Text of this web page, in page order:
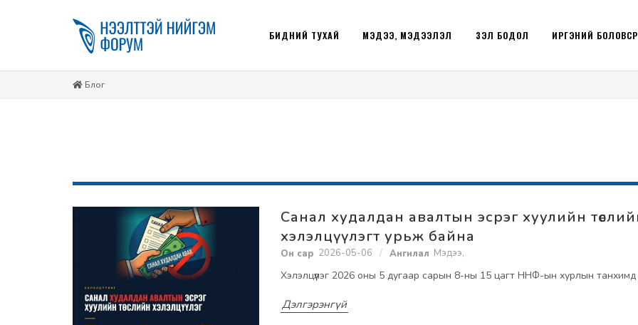
БИДНИЙ ТУХАЙ МЭДЭЭ, МЭДЭЭЛЭЛ ҮЗЭЛ БОДОЛ ИРГЭНИЙ
Блог
Санал худалдан авалтын эсрэг хуулийн
хэлэлцүүлэгт урьж байна
2026-05-06 Мэдээ,
Хэлэлцүүлэг 2026 оны 5 дугаар сарын 8-ны 15 цагт ННФ-ын хурлын
Дэлгэрэнгүй